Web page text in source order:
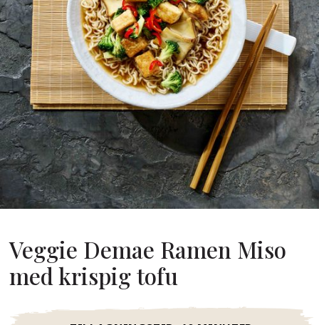
Oss
Grundare
Historia
Vanliga
Frågor
Veggie Demae Ramen Miso
med krispig tofu